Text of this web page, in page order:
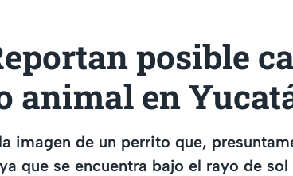
posible
animal en
imagen de un perrito que,
que se encuentra bajo el rayo de sol